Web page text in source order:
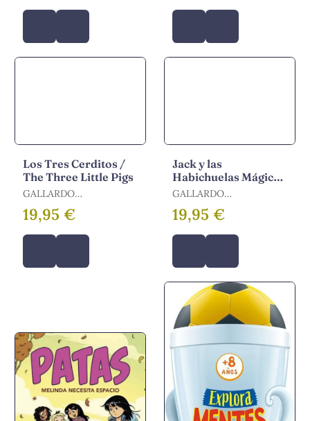
Los Tres Cerditos /
The Three Little Pigs
GALLARDO
SANCHEZ,PEDRO
19,95 €
Jack y las
Habichuelas Mágicas
/ Jack And The
GALLARDO
SANCHEZ,PEDRO
19,95 €